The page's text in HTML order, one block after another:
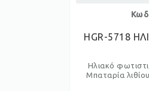
HGR-5718
Ηλιακό
Μπαταρία